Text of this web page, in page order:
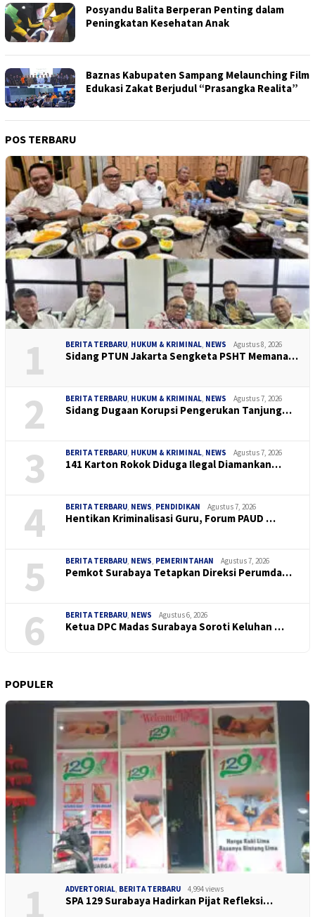
Posyandu Balita Berperan Penting dalam
Peningkatan Kesehatan Anak
Baznas Kabupaten Sampang Melaunching Film
Edukasi Zakat Berjudul “Prasangka Realita”
POS TERBARU
1 BERITA TERBARU, HUKUM & KRIMINAL, NEWS Agustus 8, 2026
Sidang PTUN Jakarta Sengketa PSHT Memana…
2 BERITA TERBARU, HUKUM & KRIMINAL, NEWS Agustus 7, 2026
Sidang Dugaan Korupsi Pengerukan Tanjung…
3 BERITA TERBARU, HUKUM & KRIMINAL, NEWS Agustus 7, 2026
141 Karton Rokok Diduga Ilegal Diamankan…
4 BERITA TERBARU, NEWS, PENDIDIKAN Agustus 7, 2026
Hentikan Kriminalisasi Guru, Forum PAUD …
5 BERITA TERBARU, NEWS, PEMERINTAHAN Agustus 7, 2026
Pemkot Surabaya Tetapkan Direksi Perumda…
6 BERITA TERBARU, NEWS Agustus 6, 2026
Ketua DPC Madas Surabaya Soroti Keluhan …
POPULER
1 ADVERTORIAL, BERITA TERBARU 4,994 views
SPA 129 Surabaya Hadirkan Pijat Refleksi…